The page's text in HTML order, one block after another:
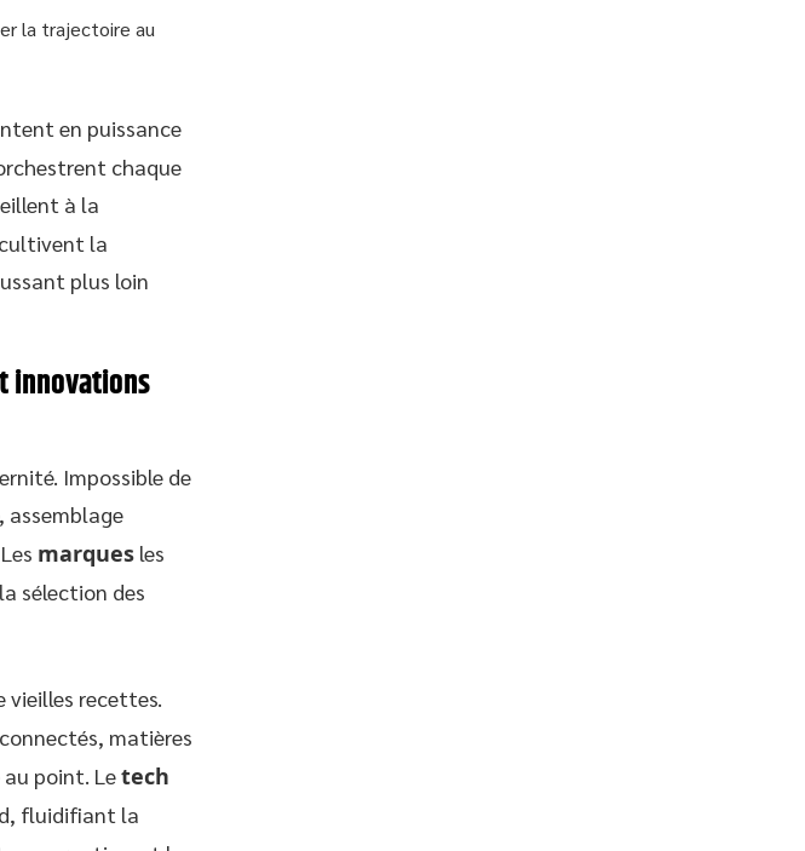
la trajectoire au
en puissance
chaque
à la
cultivent la
plus loin
innovations
Impossible de
assemblage
marques les
sélection des
vieilles recettes.
matières
point. Letech
fluidifiant la